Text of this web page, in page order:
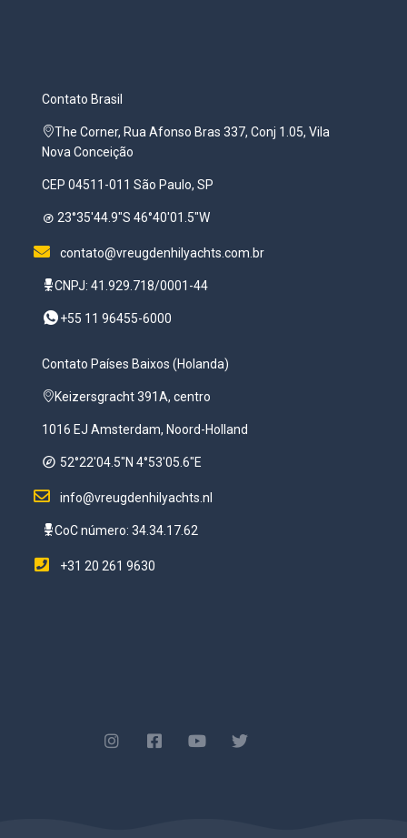
Contato Brasil
The Corner, Rua Afonso Bras 337, Conj 1.05, Vila
Nova Conceição
CEP 04511-011 São Paulo, SP
23°35'44.9"S 46°40'01.5"W
contato@vreugdenhilyachts.com.br
CNPJ: 41.929.718/0001-44
+55 11 96455-6000
Contato Países Baixos (Holanda)
Keizersgracht 391A, centro
1016 EJ Amsterdam, Noord-Holland
52°22'04.5"N 4°53'05.6"E
info@vreugdenhilyachts.nl
CoC número: 34.34.17.62
+31 20 261 9630